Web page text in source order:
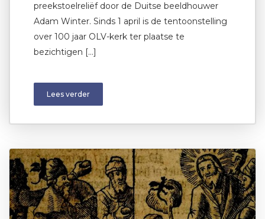
preekstoelreliëf door de Duitse beeldhouwer
Adam Winter. Sinds 1 april is de tentoonstelling
over 100 jaar OLV-kerk ter plaatse te
bezichtigen […]
Lees verder